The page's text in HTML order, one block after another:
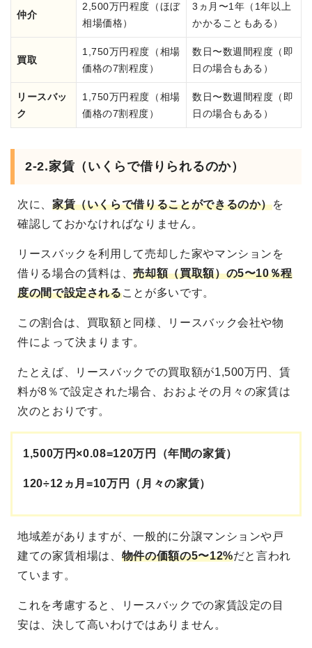
仲介
2,500万円程度（ほぼ
相場価格）
3ヵ月〜1年（1年以上
かかることもある）
買取
1,750万円程度（相場
価格の7割程度）
数日〜数週間程度（即
日の場合もある）
リースバッ
ク
1,750万円程度（相場
価格の7割程度）
数日〜数週間程度（即
日の場合もある）
2-2.家賃（いくらで借りられるのか）
次に、 家賃（いくらで借りることができるのか）を
確認しておかなければなりません。
リースバックを利用して売却した家やマンションを
借りる場合の賃料は、売却額（買取額）の5〜10％程
度の間で設定されることが多いです。
この割合は、買取額と同様、リースバック会社や物
件によって決まります。
たとえば、リースバックでの買取額が1,500万円、賃
料が8％で設定された場合、おおよその月々の家賃は
次のとおりです。
1,500万円×0.08=120万円（年間の家賃）
120÷12ヵ月=10万円（月々の家賃）
地域差がありますが、一般的に分譲マンションや戸
建ての家賃相場は、 物件の価額の5〜12%だと言われ
ています。
これを考慮すると、リースバックでの家賃設定の目
安は、決して高いわけではありません。